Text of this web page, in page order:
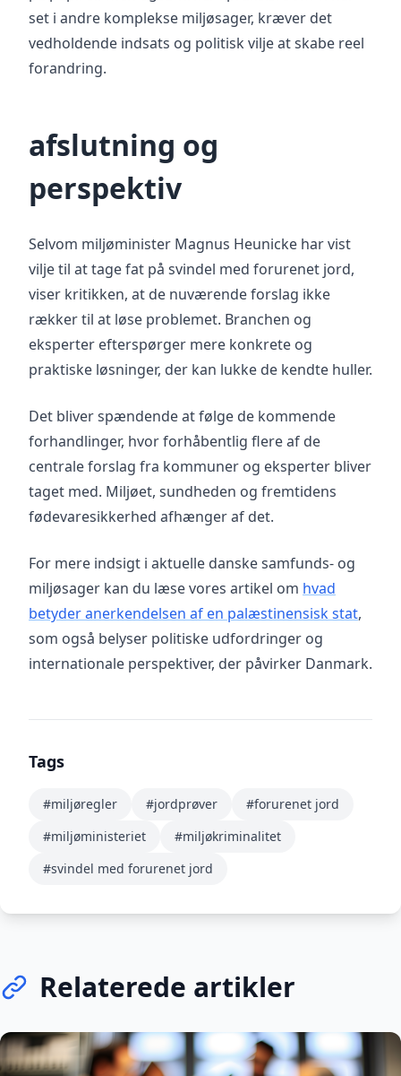
set i andre komplekse miljøsager, kræver det
vedholdende indsats og politisk vilje at skabe reel
forandring.
afslutning og
perspektiv
Selvom miljøminister Magnus Heunicke har vist
vilje til at tage fat på svindel med forurenet jord,
viser kritikken, at de nuværende forslag ikke
rækker til at løse problemet. Branchen og
eksperter efterspørger mere konkrete og
praktiske løsninger, der kan lukke de kendte huller.
Det bliver spændende at følge de kommende
forhandlinger, hvor forhåbentlig flere af de
centrale forslag fra kommuner og eksperter bliver
taget med. Miljøet, sundheden og fremtidens
fødevaresikkerhed afhænger af det.
For mere indsigt i aktuelle danske samfunds- og
miljøsager kan du læse vores artikel om hvad
betyder anerkendelsen af en palæstinensisk stat,
som også belyser politiske udfordringer og
internationale perspektiver, der påvirker Danmark.
Tags
#miljøregler #jordprøver
#forurenet jord
#miljøministeriet
#miljøkriminalitet
#svindel med forurenet jord
Relaterede artikler